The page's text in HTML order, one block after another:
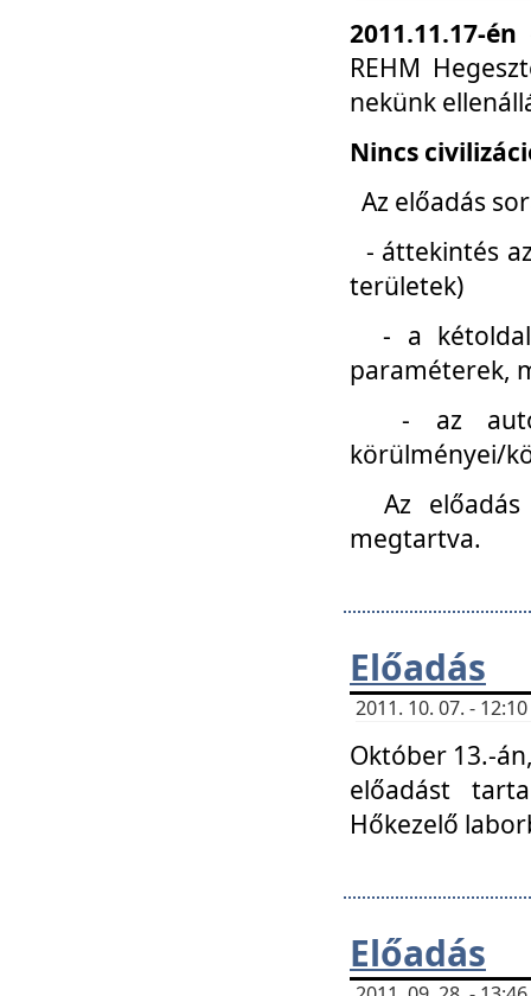
2011.11.17-
REHM
nekünk
Nincs
Az előadás
- áttekintés
területek)
- a kétoldali
paraméterek,
- az
körülményei/
Az
megtartva.
Előadás
2011. 10. 07. -
Október 13.-
előadást
Hőkezelő
Előadás